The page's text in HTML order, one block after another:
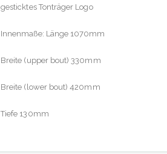
gesticktes Tonträger Logo
Innenmaße: Länge 1070mm
Breite (upper bout) 330mm
Breite (lower bout) 420mm
Tiefe 130mm